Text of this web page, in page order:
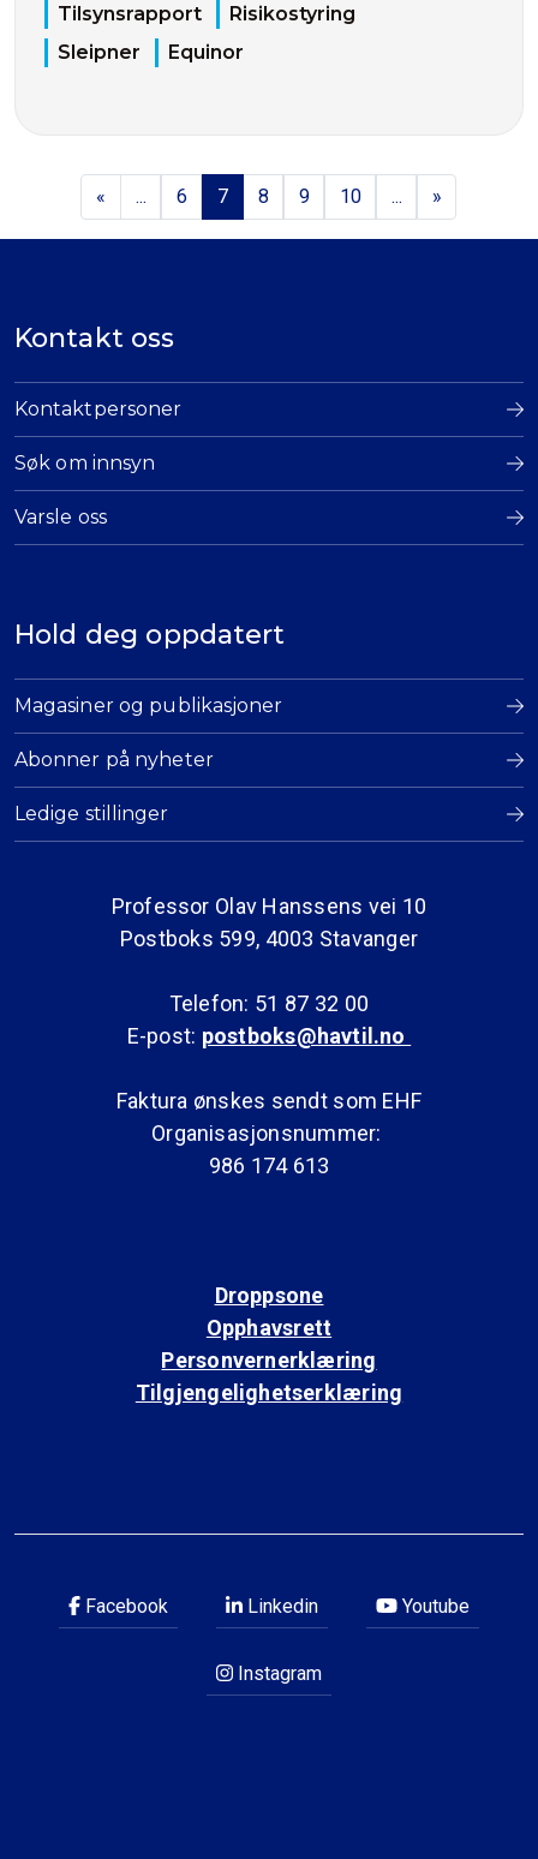
Tilsynsrapport
Risikostyring
Sleipner
Equinor
« ... 6 7 8 9 10 ... »
Kontakt oss
Kontaktpersoner
Søk om innsyn
Varsle oss
Hold deg oppdatert
Magasiner og publikasjoner
Abonner på nyheter
Ledige stillinger
Professor Olav Hanssens vei 10
Postboks 599, 4003 Stavanger
Telefon: 51 87 32 00
E-post: postboks@havtil.no
Faktura ønskes sendt som EHF
Organisasjonsnummer:
986 174 613
Droppsone
Opphavsrett
Personvernerklæring
Tilgjengelighetserklæring
Facebook Linkedin Youtube
Instagram